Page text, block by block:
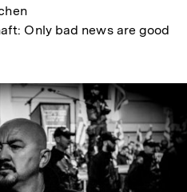
Only bad news are good